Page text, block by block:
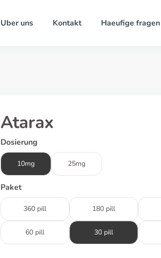
Uber uns Kontakt Haeufige fragen
Atarax
Dosierung
10mg 25mg
Paket
360 pill 180 pill
60 pill 30 pill